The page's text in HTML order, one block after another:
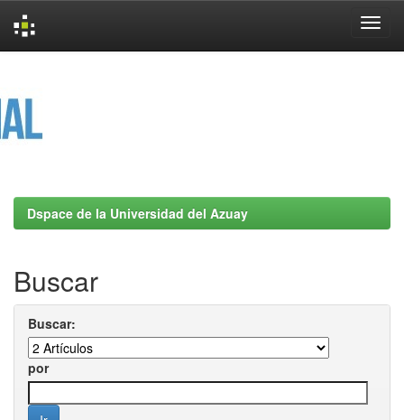
Dspace de la Universidad del Azuay
Buscar
Buscar:
por